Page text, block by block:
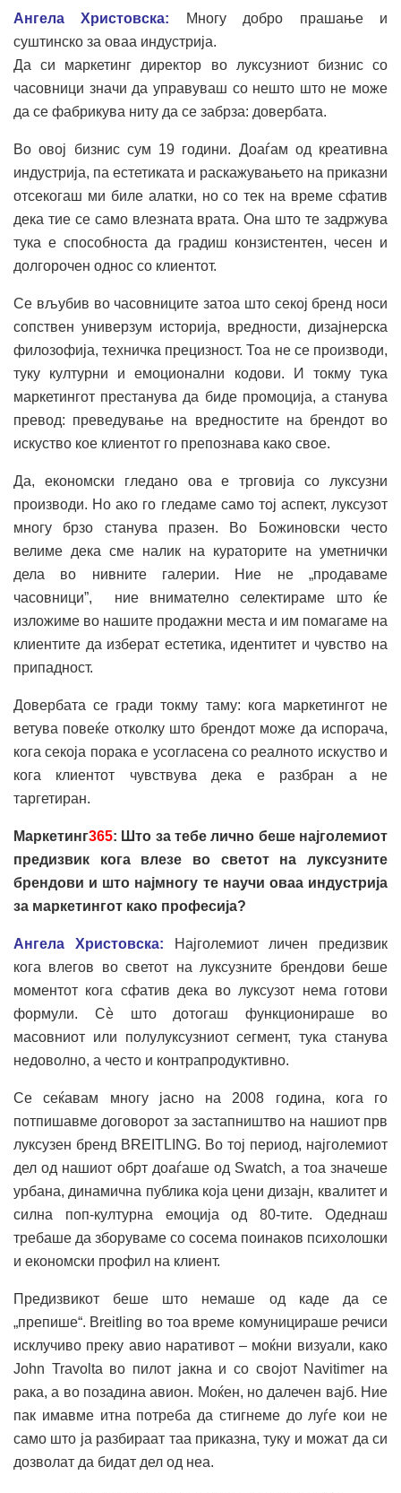
Ангела Христовска: Многу добро прашање и
суштинско за оваа индустрија.
Да си маркетинг директор во луксузниот бизнис со
часовници значи да управуваш со нешто што не може
да се фабрикува ниту да се забрза: довербата.
Во овој бизнис сум 19 години. Доаѓам од креативна
индустрија, па естетиката и раскажувањето на приказни
отсекогаш ми биле алатки, но со тек на време сфатив
дека тие се само влезната врата. Она што те задржува
тука е способноста да градиш конзистентен, чесен и
долгорочен однос со клиентот.
Се вљубив во часовниците затоа што секој бренд носи
сопствен универзум историја, вредности, дизајнерска
филозофија, техничка прецизност. Тоа не се производи,
туку културни и емоционални кодови. И токму тука
маркетингот престанува да биде промоција, а станува
превод: преведување на вредностите на брендот во
искуство кое клиентот го препознава како свое.
Да, економски гледано ова е трговија со луксузни
производи. Но ако го гледаме само тој аспект, луксузот
многу брзо станува празен. Во Божиновски често
велиме дека сме налик на кураторите на уметнички
дела во нивните галерии. Ние не „продаваме
часовници”, ние внимателно селектираме што ќе
изложиме во нашите продажни места и им помагаме на
клиентите да изберат естетика, идентитет и чувство на
припадност.
Довербата се гради токму таму: кога маркетингот не
ветува повеќе отколку што брендот може да испорача,
кога секоја порака е усогласена со реалното искуство и
кога клиентот чувствува дека е разбран а не
таргетиран.
Маркетинг365: Што за тебе лично беше најголемиот
предизвик кога влезе во светот на луксузните
брендови и што најмногу те научи оваа индустрија
за маркетингот како професија?
Ангела Христовска:
Најголемиот личен предизвик
кога влегов во светот на луксузните брендови беше
моментот кога сфатив дека во луксузот нема готови
формули. Сè што дотогаш функционираше во
масовниот или полулуксузниот сегмент, тука станува
недоволно, а често и контрапродуктивно.
Се сеќавам многу јасно на 2008 година, кога го
потпишавме договорот за застапништво на нашиот прв
луксузен бренд BREITLING. Во тој период, најголемиот
дел од нашиот обрт доаѓаше од Swatch, а тоа значеше
урбана, динамична публика која цени дизајн, квалитет и
силна поп-културна емоција од 80-тите. Одеднаш
требаше да зборуваме со сосема поинаков психолошки
и економски профил на клиент.
Предизвикот беше што немаше од каде да се
„препише“. Breitling во тоа време комуницираше речиси
исклучиво преку авио наративот – моќни визуали, како
John Travolta во пилот јакна и со својот Navitimer на
рака, а во позадина авион. Моќен, но далечен вајб. Ние
пак имавме итна потреба да стигнеме до луѓе кои не
само што ја разбираат таа приказна, туку и можат да си
дозволат да бидат дел од неа.